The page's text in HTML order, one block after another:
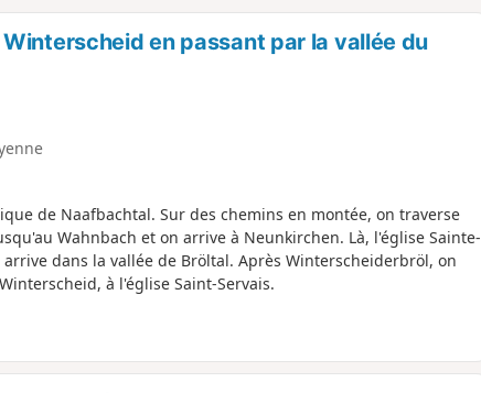
m
en passant par la vallée du
de Naafbachtal. Sur des chemins en montée, on traverse
Wahnbach et on arrive à Neunkirchen. Là, l'église Sainte-
dans la vallée de Bröltal. Après Winterscheiderbröl, on
à l'église Saint-Servais.